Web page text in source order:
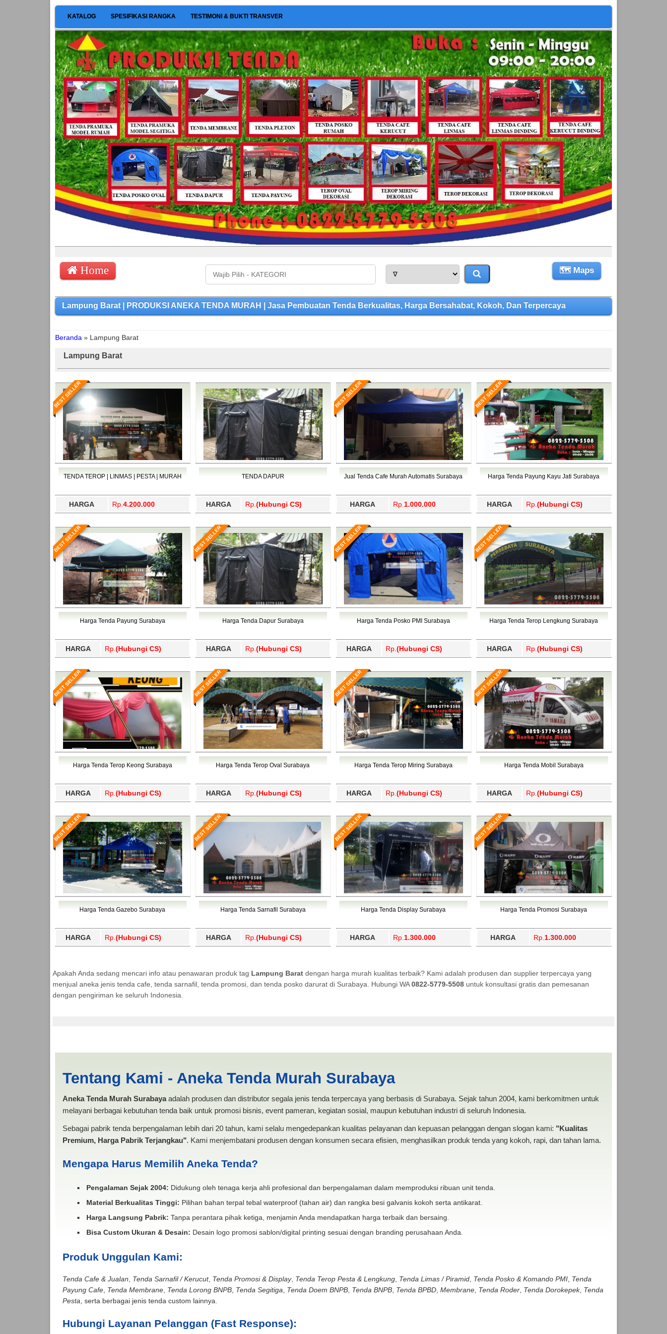
KATALOG SPESIFIKASI RANGKA TESTIMONI & BUKTI TRANSVER
Home 🗺 Maps
Lampung Barat | PRODUKSI ANEKA TENDA MURAH | Jasa Pembuatan Tenda Berkualitas, Harga Bersahabat, Kokoh, Dan Terpercaya
Beranda » Lampung Barat
Lampung Barat
BEST SELLER
TENDA TEROP | LINMAS | PESTA | MURAH
HARGA Rp. 4.200.000
TENDA DAPUR
HARGA Rp. (Hubungi CS)
BEST SELLER
Jual Tenda Cafe Murah Automatis Surabaya
HARGA Rp. 1.000.000
BEST SELLER
Harga Tenda Payung Kayu Jati Surabaya
HARGA Rp. (Hubungi CS)
BEST SELLER
Harga Tenda Payung Surabaya
HARGA Rp. (Hubungi CS)
BEST SELLER
Harga Tenda Dapur Surabaya
HARGA Rp. (Hubungi CS)
BEST SELLER
Harga Tenda Posko PMI Surabaya
HARGA Rp. (Hubungi CS)
BEST SELLER
Harga Tenda Terop Lengkung Surabaya
HARGA Rp. (Hubungi CS)
BEST SELLER
Harga Tenda Terop Keong Surabaya
HARGA Rp. (Hubungi CS)
BEST SELLER
Harga Tenda Terop Oval Surabaya
HARGA Rp. (Hubungi CS)
BEST SELLER
Harga Tenda Terop Miring Surabaya
HARGA Rp. (Hubungi CS)
BEST SELLER
Harga Tenda Mobil Surabaya
HARGA Rp. (Hubungi CS)
BEST SELLER
Harga Tenda Gazebo Surabaya
HARGA Rp. (Hubungi CS)
BEST SELLER
Harga Tenda Sarnafil Surabaya
HARGA Rp. (Hubungi CS)
BEST SELLER
Harga Tenda Display Surabaya
HARGA Rp. 1.300.000
BEST SELLER
Harga Tenda Promosi Surabaya
HARGA Rp. 1.300.000
Apakah Anda sedang mencari info atau penawaran produk tag Lampung Baratdengan harga murah kualitas terbaik? Kami adalah produsen dan supplier terpercaya yang
menjual aneka jenis tenda cafe, tenda sarnafil, tenda promosi, dan tenda posko darurat di Surabaya. Hubungi WA0822-5779-5508untuk konsultasi gratis dan pemesanan
dengan pengiriman ke seluruh Indonesia.
Tentang Kami - Aneka Tenda Murah Surabaya
Aneka Tenda Murah Surabayaadalah produsen dan distributor segala jenis tenda terpercaya yang berbasis di Surabaya. Sejak tahun 2004, kami berkomitmen untuk
melayani berbagai kebutuhan tenda baik untuk promosi bisnis, event pameran, kegiatan sosial, maupun kebutuhan industri di seluruh Indonesia.
Sebagai pabrik tenda berpengalaman lebih dari 20 tahun, kami selalu mengedepankan kualitas pelayanan dan kepuasan pelanggan dengan slogan kami: "Kualitas
Premium, Harga Pabrik Terjangkau". Kami menjembatani produsen dengan konsumen secara efisien, menghasilkan produk tenda yang kokoh, rapi, dan tahan lama.
Mengapa Harus Memilih Aneka Tenda?
Pengalaman Sejak 2004: Didukung oleh tenaga kerja ahli profesional dan berpengalaman dalam memproduksi ribuan unit tenda.
Material Berkualitas Tinggi: Pilihan bahan terpal tebal waterproof (tahan air) dan rangka besi galvanis kokoh serta antikarat.
Harga Langsung Pabrik: Tanpa perantara pihak ketiga, menjamin Anda mendapatkan harga terbaik dan bersaing.
Bisa Custom Ukuran & Desain: Desain logo promosi sablon/digital printing sesuai dengan branding perusahaan Anda.
Produk Unggulan Kami:
Tenda Cafe & Jualan Tenda Sarnafil / Kerucut, Tenda Promosi & Display, Tenda Terop Pesta & Lengkung, Tenda Limas / Piramid, Tenda Posko & Komando PMI, Tenda
Payung Cafe, Tenda Membrane, Tenda Lorong BNPB, Tenda Segitiga Tenda Doem BNPB, Tenda BNPB, Tenda BPBD, Membrane, Tenda Roder, Tenda Dorokepek, Tenda
Pesta , serta berbagai jenis tenda custom lainnya.
Hubungi Layanan Pelanggan (Fast Response):